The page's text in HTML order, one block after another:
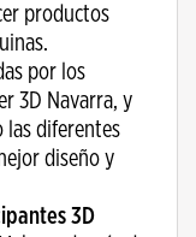
productos
por los
3D Navarra, y
las diferentes
diseño y
3D